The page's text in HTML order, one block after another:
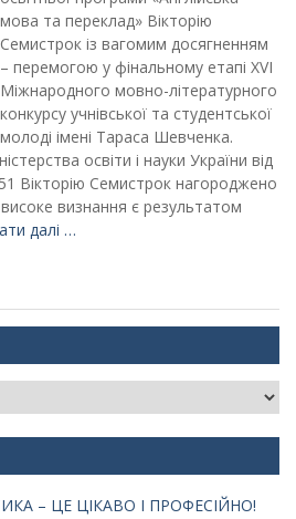
мова та переклад» Вікторію
Семистрок із вагомим досягненням
– перемогою у фінальному етапі ХVІ
Міжнародного мовно-літературного
конкурсу учнівської та студентської
молоді імені Тараса Шевченка.
освіти і науки України від
Вікторію Семистрок нагороджено
визнання є результатом
далі …
– ЦЕ ЦІКАВО І ПРОФЕСІЙНО!